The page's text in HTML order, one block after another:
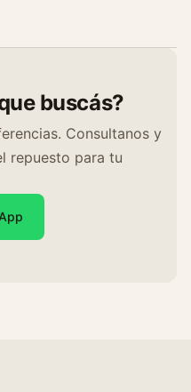
buscás?
Consultanos y
repuesto para tu